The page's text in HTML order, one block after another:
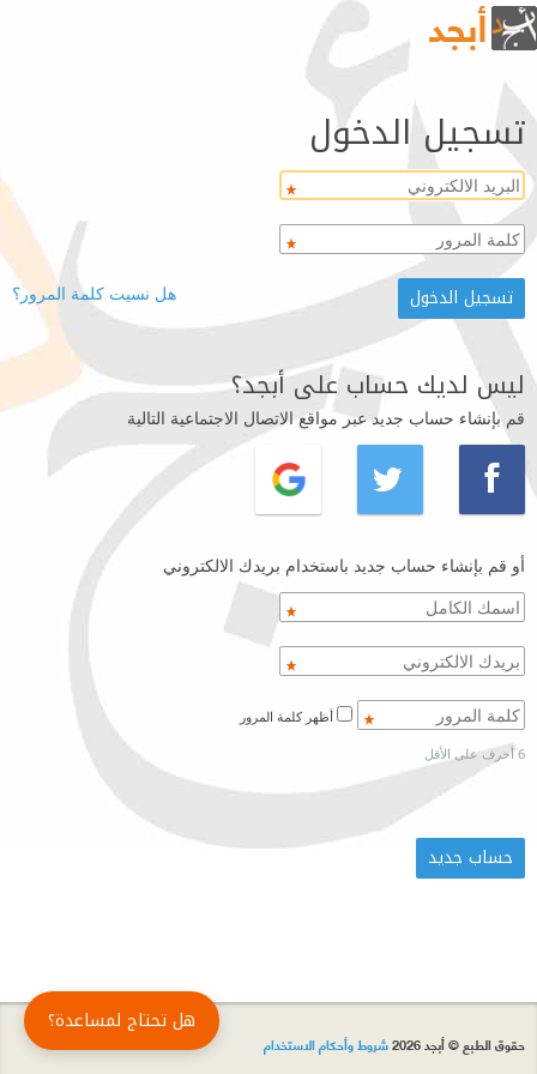
تسجيل الدخول
هل نسيت كلمة المرور؟
ليس لديك حساب على أبجد؟
قم بإنشاء حساب جديد عبر مواقع الاتصال الاجتماعية التالية
أو قم بإنشاء حساب جديد باستخدام بريدك الالكتروني
6 أحرف على الأقل
حقوق الطبع © أبجد 2026 شروط وأحكام الاستخدام
هل تحتاج لمساعدة؟